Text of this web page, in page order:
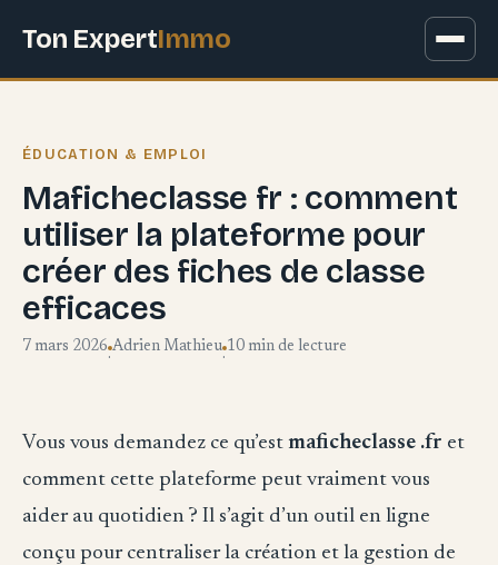
Ton ExpertImmo
ÉDUCATION & EMPLOI
Maficheclasse fr : comment
utiliser la plateforme pour
créer des fiches de classe
efficaces
7 mars 2026
·
Adrien Mathieu
·
10 min de lecture
Vous vous demandez ce qu’est maficheclasse .fr et
comment cette plateforme peut vraiment vous
aider au quotidien ? Il s’agit d’un outil en ligne
conçu pour centraliser la création et la gestion de